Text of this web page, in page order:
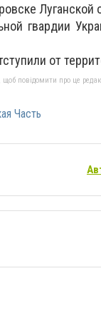
Луганской
гвардии
от
щоб повідомити про це
Часть